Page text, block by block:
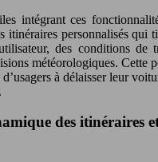
intégrant ces
itinéraires personnalisés qui
des conditions de
météorologiques. Cette
à délaisser leur
des itinéraires